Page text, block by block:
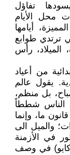
تفاؤل
محل الأيام
أيامها
ترتدي طوابع
الميلاد، رأس
من أعياد
يقول عالم
بل منظم،
الناس شططاً
ما، وإنما
والميل الى
في الأزمنة
ويستفيض (كايو) في وصف